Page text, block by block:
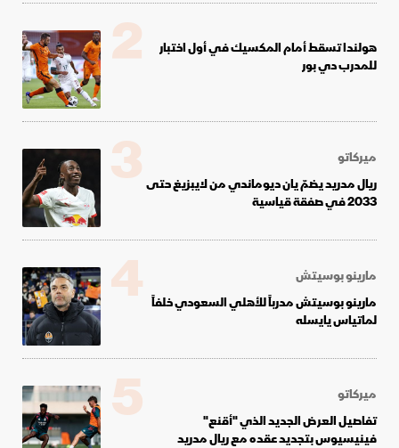
هولندا تسقط أمام المكسيك في أول اختبار
للمدرب دي بور
2
ميركاتو
ريال مدريد يضمّ يان ديوماندي من لايبزيغ حتى
2033 في صفقة قياسية
3
مارينو بوسيتش
مارينو بوسيتش مدرباً للأهلي السعودي خلفاً
لماتياس يايسله
4
ميركاتو
تفاصيل العرض الجديد الذي "أقنع"
فينيسيوس بتجديد عقده مع ريال مدريد
5